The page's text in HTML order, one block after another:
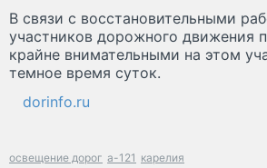
В связи с восстановительными
участников дорожного движения
крайне внимательными на этом
темное время суток.
dorinfo.ru
освещение дорог а-121 карелия